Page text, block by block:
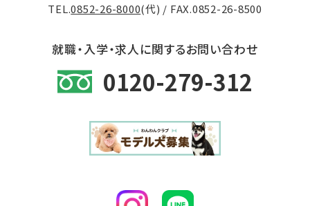
TEL.0852-26-8000(代) / FAX.0852-26-8500
就職・入学・求人に関するお問い合わせ
0120-279-312